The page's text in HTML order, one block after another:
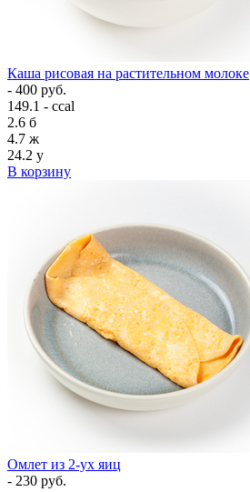
Каша рисовая на растительном молоке
- 400 руб.
149.1 - ccal
2.6 б
4.7 ж
24.2 у
В корзину
Омлет из 2-ух яиц
- 230 руб.